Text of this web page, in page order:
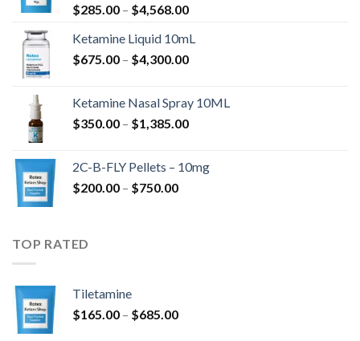
$285.00 – $4,568.00Hinnavahemik:
kuni
$4,568.00
Ketamine Liquid 10mL
$675.00 – $4,300.00Hinnavahemik:
$4,300.00
Ketamine Nasal Spray 10ML
$350.00 – $1,385.00Hinnavahemik:
$1,385.00
2C-B-FLY Pellets – 10mg
$200.00 – $750.00Hinnavahemik:
TOP RATED
Tiletamine
$165.00 – $685.00Hinnavahemik: